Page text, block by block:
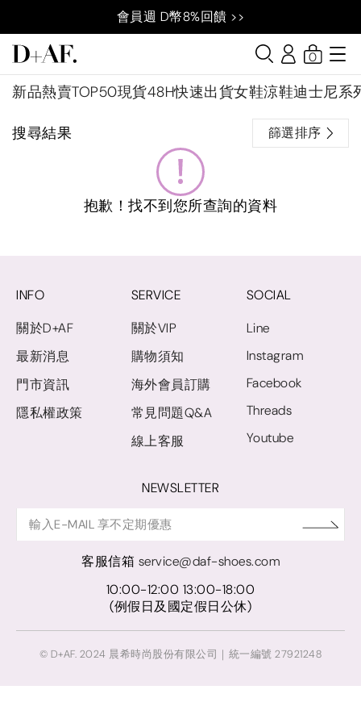
會員週 D幣8%回饋 >>
新品熱賣TOP50現貨48H快速出貨女鞋涼鞋迪士尼系
0
搜尋結果 篩選排序
抱歉！找不到您所查詢的資料
INFO
關於D+AF
最新消息
門市資訊
隱私權政策
SERVICE
關於VIP
購物須知
海外會員訂購
常見問題Q&A
線上客服
SOCIAL
Line
Instagram
Facebook
Threads
Youtube
NEWSLETTER
客服信箱 service@daf-shoes.com
10:00-12:00 13:00-18:00
(例假日及國定假日公休)
© D+AF. 2024 晨希時尚股份有限公司｜統一編號 27921248